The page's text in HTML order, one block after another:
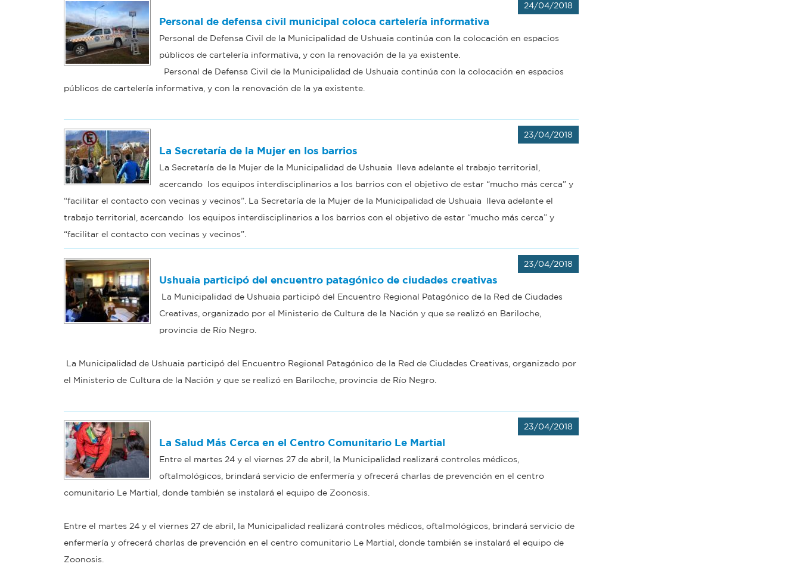
24/04/2018
Personal de defensa civil municipal coloca cartelería informativa
Personal de Defensa Civil de la Municipalidad de Ushuaia continúa con la colocación en espacios
públicos de cartelería informativa, y con la renovación de la ya existente.
Personal de Defensa Civil de la Municipalidad de Ushuaia continúa con la colocación en espacios
públicos de cartelería informativa, y con la renovación de la ya existente.
23/04/2018
La Secretaría de la Mujer en los barrios
La Secretaría de la Mujer de la Municipalidad de Ushuaia lleva adelante el trabajo territorial,
acercando los equipos interdisciplinarios a los barrios con el objetivo de estar “mucho más cerca” y
“facilitar el contacto con vecinas y vecinos”. La Secretaría de la Mujer de la Municipalidad de Ushuaia lleva adelante el
trabajo territorial, acercando los equipos interdisciplinarios a los barrios con el objetivo de estar “mucho más cerca” y
“facilitar el contacto con vecinas y vecinos”.
23/04/2018
Ushuaia participó del encuentro patagónico de ciudades creativas
La Municipalidad de Ushuaia participó del Encuentro Regional Patagónico de la Red de Ciudades
Creativas, organizado por el Ministerio de Cultura de la Nación y que se realizó en Bariloche,
provincia de Río Negro.
La Municipalidad de Ushuaia participó del Encuentro Regional Patagónico de la Red de Ciudades Creativas, organizado por
el Ministerio de Cultura de la Nación y que se realizó en Bariloche, provincia de Río Negro.
23/04/2018
La Salud Más Cerca en el Centro Comunitario Le Martial
Entre el martes 24 y el viernes 27 de abril, la Municipalidad realizará controles médicos,
oftalmológicos, brindará servicio de enfermería y ofrecerá charlas de prevención en el centro
comunitario Le Martial, donde también se instalará el equipo de Zoonosis.
Entre el martes 24 y el viernes 27 de abril, la Municipalidad realizará controles médicos, oftalmológicos, brindará servicio de
enfermería y ofrecerá charlas de prevención en el centro comunitario Le Martial, donde también se instalará el equipo de
Zoonosis.